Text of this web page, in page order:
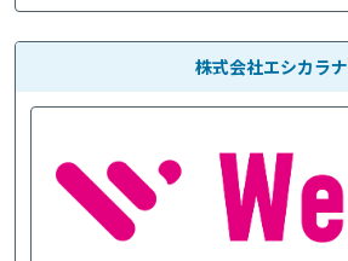
株式会社エシカラナ